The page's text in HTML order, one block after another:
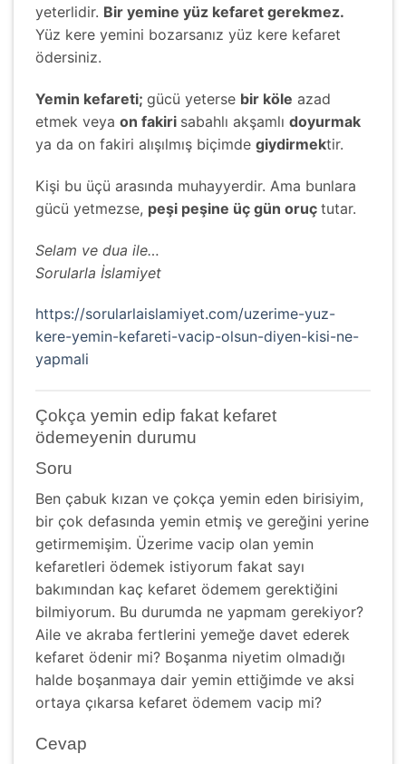
yeterlidir. Bir yemine yüz kefaret gerekmez.
Yüz kere yemini bozarsanız yüz kere kefaret
ödersiniz.
Yemin kefareti; gücü yeterse bir köle azad
etmek veya on fakiri sabahlı akşamlı doyurmak
ya da on fakiri alışılmış biçimde giydirmektir.
Kişi bu üçü arasında muhayyerdir. Ama bunlara
gücü yetmezse, peşi peşine üç gün oruç tutar.
Selam ve dua ile…
Sorularla İslamiyet
https://sorularlaislamiyet.com/uzerime-yuz-
kere-yemin-kefareti-vacip-olsun-diyen-kisi-ne-
yapmali
Çokça yemin edip fakat kefaret
ödemeyenin durumu
Soru
Ben çabuk kızan ve çokça yemin eden birisiyim,
bir çok defasında yemin etmiş ve gereğini yerine
getirmemişim. Üzerime vacip olan yemin
kefaretleri ödemek istiyorum fakat sayı
bakımından kaç kefaret ödemem gerektiğini
bilmiyorum. Bu durumda ne yapmam gerekiyor?
Aile ve akraba fertlerini yemeğe davet ederek
kefaret ödenir mi? Boşanma niyetim olmadığı
halde boşanmaya dair yemin ettiğimde ve aksi
ortaya çıkarsa kefaret ödemem vacip mi?
Cevap